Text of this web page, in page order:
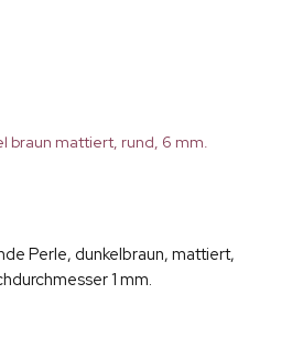
braun mattiert, rund, 6 mm.
Perle, dunkelbraun, mattiert,
1 mm.